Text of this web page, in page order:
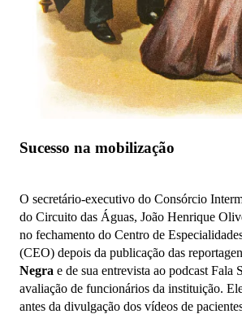
Sucesso na mobilização
O secretário-executivo do Consórcio
do Circuito das Águas, João Henrique
no fechamento do Centro de
(CEO) depois da publicação das
Negra e de sua entrevista ao podcast Fala
avaliação de funcionários da instituição.
antes da divulgação dos vídeos de